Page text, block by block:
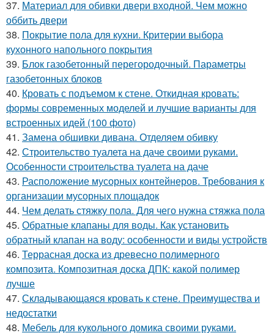
37. Материал для обивки двери входной. Чем можно
оббить двери
38. Покрытие пола для кухни. Критерии выбора
кухонного напольного покрытия
39. Блок газобетонный перегородочный. Параметры
газобетонных блоков
40. Кровать с подъемом к стене. Откидная кровать:
формы современных моделей и лучшие варианты для
встроенных идей (100 фото)
41. Замена обшивки дивана. Отделяем обивку
42. Строительство туалета на даче своими руками.
Особенности строительства туалета на даче
43. Расположение мусорных контейнеров. Требования к
организации мусорных площадок
44. Чем делать стяжку пола. Для чего нужна стяжка пола
45. Обратные клапаны для воды. Как установить
обратный клапан на воду: особенности и виды устройств
46. Террасная доска из древесно полимерного
композита. Композитная доска ДПК: какой полимер
лучше
47. Складывающаяся кровать к стене. Преимущества и
недостатки
48. Мебель для кукольного домика своими руками.